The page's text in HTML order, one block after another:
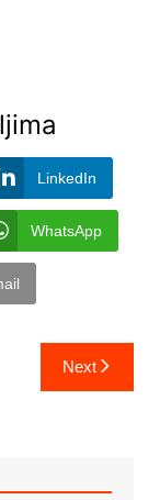
LinkedIn
WhatsApp
Next